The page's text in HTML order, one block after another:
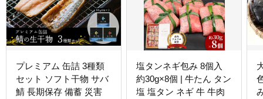
プレミアム 缶詰 3種類
セット ソフト干物 サバ
鯖 長期保存 備蓄 災害
塩タンネギ包み 8個入
約30g×8個 | 牛たん タン
塩 塩タン ネギ 牛 牛肉